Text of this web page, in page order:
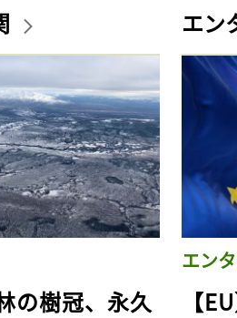
の樹冠、永久
エン
エン
【